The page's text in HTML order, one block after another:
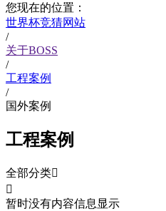
您现在的位置：
世界杯竞猜网站
/
关于BOSS
/
工程案例
/
国外案例
工程案例
全部分类

暂时没有内容信息显示